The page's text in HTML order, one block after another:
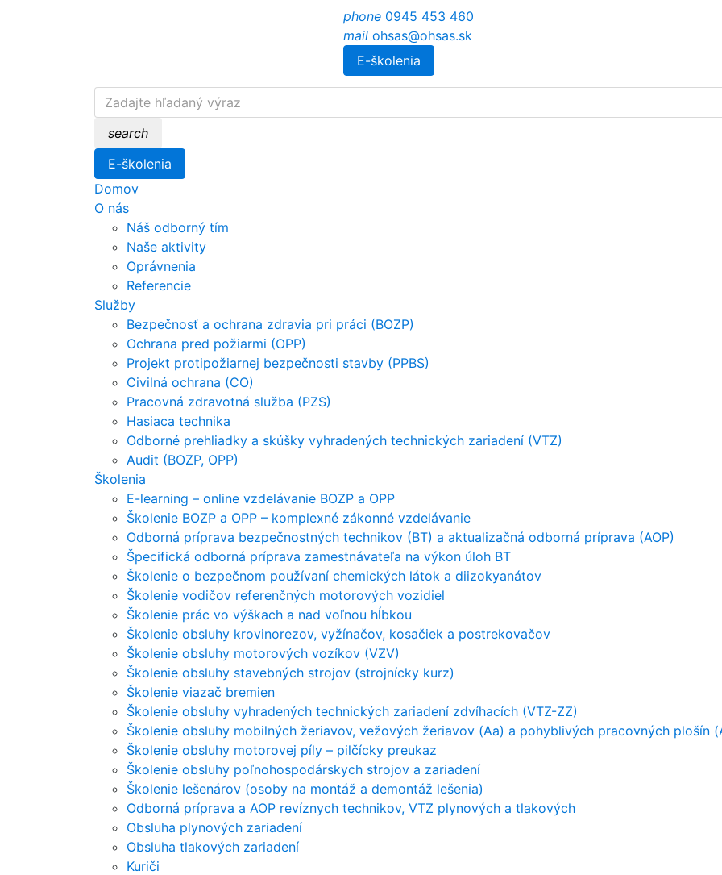
phone 0945 453 460
mail ohsas@ohsas.sk
E-školenia
search
E-školenia
Domov
O nás
Náš odborný tím
Naše aktivity
Oprávnenia
Referencie
Služby
Bezpečnosť a ochrana zdravia pri práci (BOZP)
Ochrana pred požiarmi (OPP)
Projekt protipožiarnej bezpečnosti stavby (PPBS)
Civilná ochrana (CO)
Pracovná zdravotná služba (PZS)
Hasiaca technika
Odborné prehliadky a skúšky vyhradených technických zariadení (VTZ)
Audit (BOZP, OPP)
Školenia
E-learning – online vzdelávanie BOZP a OPP
Školenie BOZP a OPP – komplexné zákonné vzdelávanie
Odborná príprava bezpečnostných technikov (BT) a aktualizačná odborná príprava (AOP)
Špecifická odborná príprava zamestnávateľa na výkon úloh BT
Školenie o bezpečnom používaní chemických látok a diizokyanátov
Školenie vodičov referenčných motorových vozidiel
Školenie prác vo výškach a nad voľnou hĺbkou
Školenie obsluhy krovinorezov, vyžínačov, kosačiek a postrekovačov
Školenie obsluhy motorových vozíkov (VZV)
Školenie obsluhy stavebných strojov (strojnícky kurz)
Školenie viazač bremien
Školenie obsluhy vyhradených technických zariadení zdvíhacích (VTZ-ZZ)
Školenie obsluhy mobilných žeriavov, vežových žeriavov (Aa) a pohyblivých pracovných plošín
Školenie obsluhy motorovej píly – pilčícky preukaz
Školenie obsluhy poľnohospodárskych strojov a zariadení
Školenie lešenárov (osoby na montáž a demontáž lešenia)
Odborná príprava a AOP revíznych technikov, VTZ plynových a tlakových
Obsluha plynových zariadení
Obsluha tlakových zariadení
Kuriči